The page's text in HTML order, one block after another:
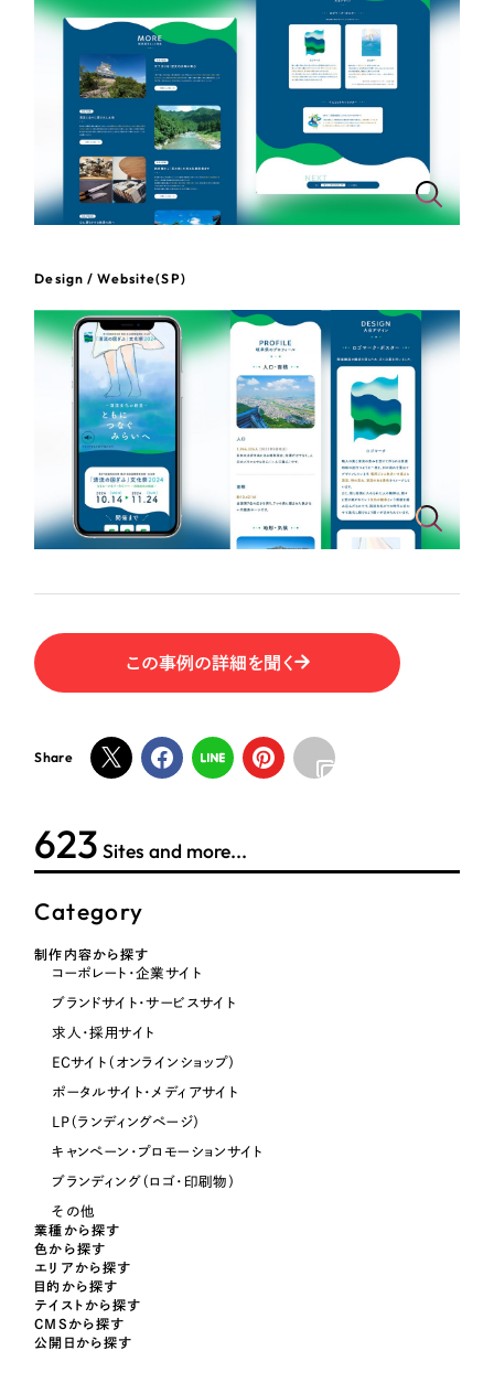
その他
さらに条件を追加する
623 Sites and more...
Category
制作内容から探す
コーポレート・企業サイト
ブランドサイト・サービスサイト
求人・採用サイト
ECサイト（オンラインショップ）
ポータルサイト・メディアサイト
LP（ランディングページ）
キャンペーン・プロモーションサイト
ブランディング（ロゴ・印刷物）
その他
業種から探す
色から探す
エリアから探す
目的から探す
テイストから探す
CMSから探す
公開日から探す
Design / Website(SP)
この事例の詳細を聞く
Share